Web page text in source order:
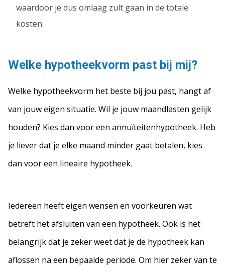
waardoor je dus omlaag zult gaan in de totale
kosten.
Welke hypotheekvorm past bij mij?
Welke hypotheekvorm het beste bij jou past, hangt af
van jouw eigen situatie. Wil je jouw maandlasten gelijk
houden? Kies dan voor een annuïteitenhypotheek. Heb
je liever dat je elke maand minder gaat betalen, kies
dan voor een lineaire hypotheek.
Iedereen heeft eigen wensen en voorkeuren wat
betreft het afsluiten van een hypotheek. Ook is het
belangrijk dat je zeker weet dat je de hypotheek kan
aflossen na een bepaalde periode. Om hier zeker van te